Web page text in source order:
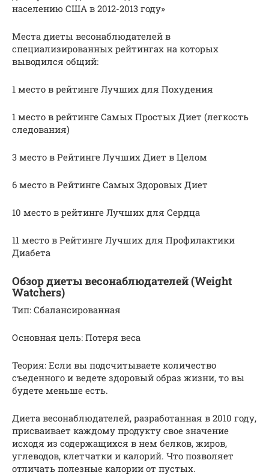
населению США в 2012-2013 году»
Места диеты весонаблюдателей в
специализированных рейтингах на которых
выводился общий:
1 место в рейтинге Лучших для Похудения
1 место в рейтинге Самых Простых Диет (легкость
следования)
3 место в Рейтинге Лучших Диет в Целом
6 место в Рейтинге Самых Здоровых Диет
10 место в рейтинге Лучших для Сердца
11 место в Рейтинге Лучших для Профилактики
Диабета
Обзор диеты весонаблюдателей (Weight
Watchers)
Тип: Сбалансированная
Основная цель: Потеря веса
Теория: Если вы подсчитываете количество
съеденного и ведете здоровый образ жизни, то вы
будете меньше есть.
Диета весонаблюдателей, разработанная в 2010 году,
присваивает каждому продукту свое значение
исходя из содержащихся в нем белков, жиров,
углеводов, клетчатки и калорий. Что позволяет
отличать полезные калории от пустых.